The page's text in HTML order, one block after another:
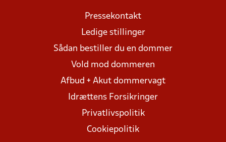
Pressekontakt
Ledige stillinger
Sådan bestiller du en dommer
Vold mod dommeren
Afbud + Akut dommervagt
Idrættens Forsikringer
Privatlivspolitik
Cookiepolitik